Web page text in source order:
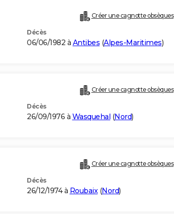
Créer une cagnotte obsèques
Décès
06/06/1982 à Antibes (Alpes-Maritimes)
Créer une cagnotte obsèques
Décès
26/09/1976 à Wasquehal (Nord)
Créer une cagnotte obsèques
Décès
26/12/1974 à Roubaix(Nord)